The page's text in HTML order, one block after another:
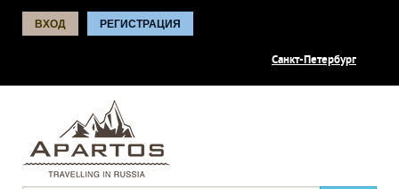
ВХОД РЕГИСТРАЦИЯ
Санкт-Петербург